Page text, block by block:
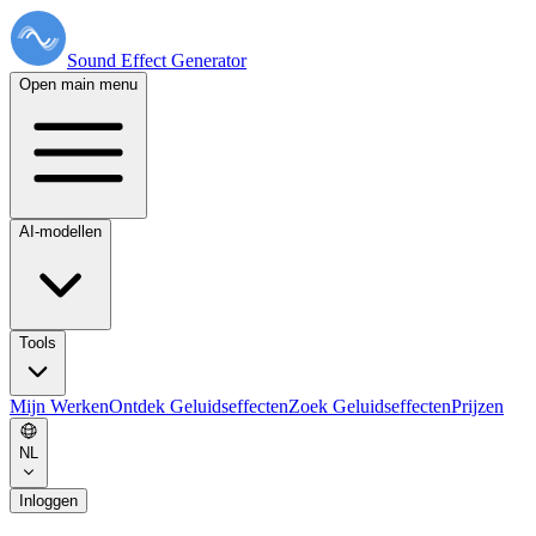
Sound Effect Generator
Open main menu
AI-modellen
Tools
Mijn WerkenOntdek GeluidseffectenZoek GeluidseffectenPrijzen
NL
Inloggen